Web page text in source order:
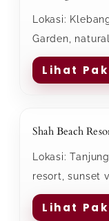
Lokasi:
Garden,
Lihat
Shah Beach
Lokasi:
resort, sunset
Lihat